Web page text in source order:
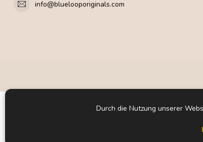
info@bluelooporiginals.com
Durch die Nutzung unserer